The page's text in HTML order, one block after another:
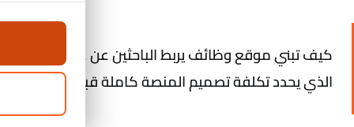
كيف تبني موقع وظائف يربط الباحثين عن عمل بأصحاب
الذي يحدد تكلفة تصميم المنصة كاملة قبل ما تبدأ في